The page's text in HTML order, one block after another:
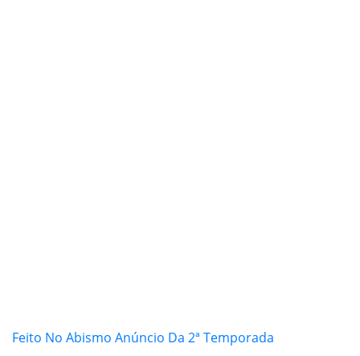
Feito No Abismo Anúncio Da 2ª Temporada